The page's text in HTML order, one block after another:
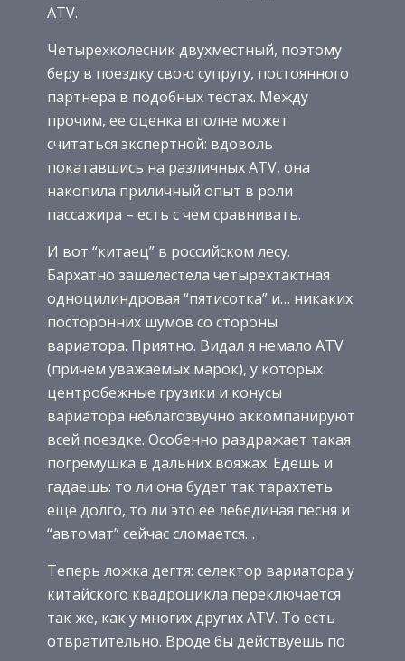
АТV.
Четырехколесник двухместный, поэтому
беру в поездку свою супругу, постоянного
партнера в подобных тестах. Между
прочим, ее оценка вполне может
считаться экспертной: вдоволь
покатавшись на различных АТV, она
накопила приличный опыт в роли
пассажира – есть с чем сравнивать.
И вот “китаец” в российском лесу.
Бархатно зашелестела четырехтактная
одноцилиндровая “пятисотка” и… никаких
посторонних шумов со стороны
вариатора. Приятно. Видал я немало ATV
(причем уважаемых марок), у которых
центробежные грузики и конусы
вариатора неблагозвучно аккомпанируют
всей поездке. Особенно раздражает такая
погремушка в дальних вояжах. Едешь и
гадаешь: то ли она будет так тарахтеть
еще долго, то ли это ее лебединая песня и
“автомат” сейчас сломается…
Теперь ложка дегтя: селектор вариатора у
китайского квадроцикла переключается
так же, как у многих других ATV. То есть
отвратительно. Вроде бы действуешь по